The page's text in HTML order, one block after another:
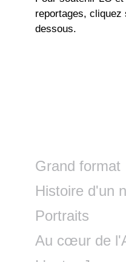
reportages, cliquez
dessous.
Grand format
Histoire d'un
Portraits
Au cœur de